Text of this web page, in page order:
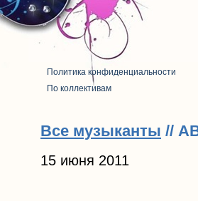
Политика конфиденциальности
По коллективам
Все музыканты //
15 июня 2011